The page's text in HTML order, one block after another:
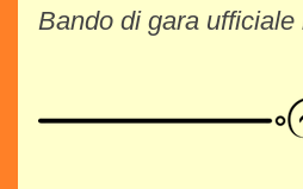
Bando di gara ufficiale